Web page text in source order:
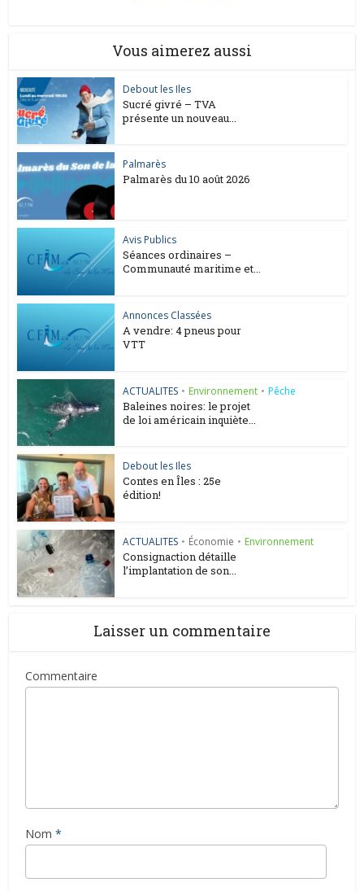
Vous aimerez aussi
Debout les Iles
Sucré givré – TVA
présente un nouveau...
Palmarès
Palmarès du 10 août 2026
Avis Publics
Séances ordinaires –
Communauté maritime et...
Annonces Classées
A vendre: 4 pneus pour
VTT
ACTUALITES • Environnement • Pêche
Baleines noires: le projet
de loi américain inquiète...
Debout les Iles
Contes en Îles : 25e
édition!
ACTUALITES • Économie • Environnement
Consignaction détaille
l’implantation de son...
Laisser un commentaire
Commentaire
Nom *